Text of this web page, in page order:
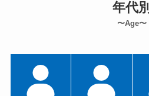
年代別
〜Age〜